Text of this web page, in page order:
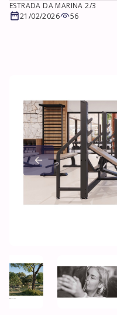
ESTRADA DA MARINA 2/3
21/02/2026
56